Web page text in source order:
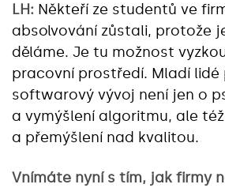
LH: Někteří ze studentů ve
absolvování zůstali, protože
děláme. Je tu možnost
pracovní prostředí. Mladí lidé
softwarový vývoj není jen o
a vymýšlení algoritmu, ale
a přemýšlení nad kvalitou.
Vnímáte nyní s tím, jak firmy